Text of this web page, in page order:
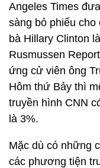
Angeles Times
sàng bỏ phiếu cho
bà Hillary Clinton
Rusmussen
ứng cử viên ông
Hôm thứ Bảy thì
truyền hình CNN
là 3%.
Mặc dù có những
các phương tiện